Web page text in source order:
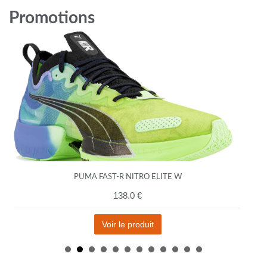
Promotions
PUMA FAST-R NITRO ELITE W
138.0 €
Voir le produit